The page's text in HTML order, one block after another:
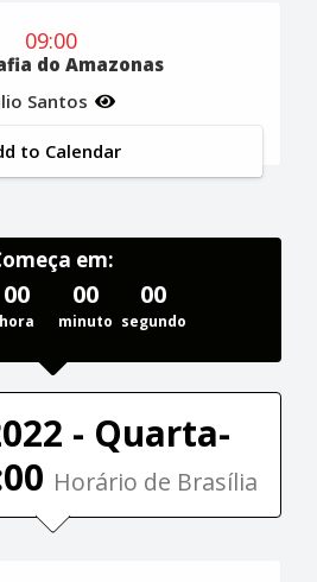
09:00
do Amazonas
Santos
to Calendar
em:
00
hora
00
minuto
00
segundo
- Quarta-
Horário de Brasília